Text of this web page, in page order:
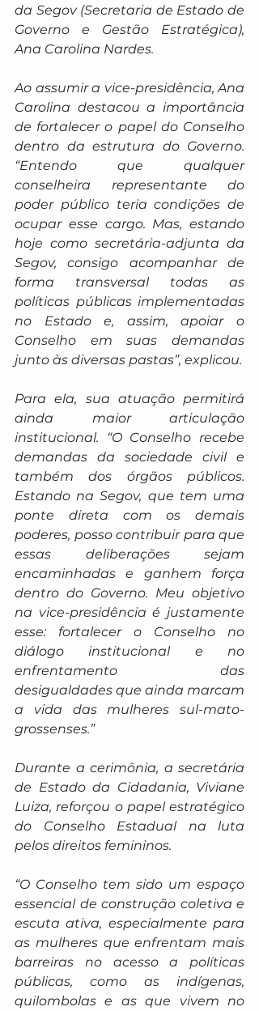
da Segov (Secretaria de Estado de
Governo e Gestão Estratégica),
Ana Carolina Nardes.
Ao assumir a vice-presidência, Ana
Carolina destacou a importância
de fortalecer o papel do Conselho
dentro da estrutura do Governo.
“Entendo que qualquer
conselheira representante do
poder público teria condições de
ocupar esse cargo. Mas, estando
hoje como secretária-adjunta da
Segov, consigo acompanhar de
forma transversal todas as
políticas públicas implementadas
no Estado e, assim, apoiar o
Conselho em suas demandas
junto às diversas pastas”, explicou.
Para ela, sua atuação permitirá
ainda maior articulação
institucional. “O Conselho recebe
demandas da sociedade civil e
também dos órgãos públicos.
Estando na Segov, que tem uma
ponte direta com os demais
poderes, posso contribuir para que
essas deliberações sejam
encaminhadas e ganhem força
dentro do Governo. Meu objetivo
na vice-presidência é justamente
esse: fortalecer o Conselho no
diálogo institucional e no
enfrentamento das
desigualdades que ainda marcam
a vida das mulheres sul-mato-
grossenses.”
Durante a cerimônia, a secretária
de Estado da Cidadania, Viviane
Luiza, reforçou o papel estratégico
do Conselho Estadual na luta
pelos direitos femininos.
“O Conselho tem sido um espaço
essencial de construção coletiva e
escuta ativa, especialmente para
as mulheres que enfrentam mais
barreiras no acesso a políticas
públicas, como as indígenas,
quilombolas e as que vivem no